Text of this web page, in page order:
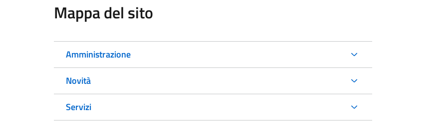
Mappa del sito
Amministrazione
Novità
Servizi